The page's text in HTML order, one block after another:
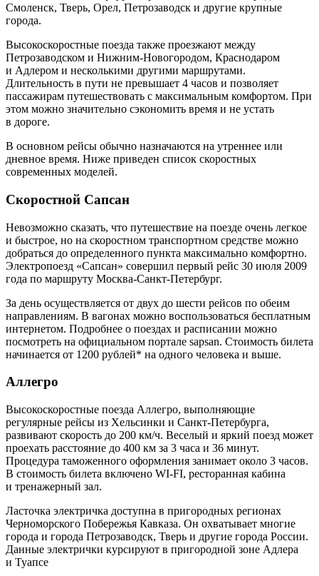
Смоленск, Тверь, Орел, Петрозаводск и другие крупные
города.
Высокоскоростные поезда также проезжают между
Петрозаводском и Нижним-Новогородом, Краснодаром
и Адлером и несколькими другими маршрутами.
Длительность в пути не превышает 4 часов и позволяет
пассажирам путешествовать с максимальным комфортом. При
этом можно значительно сэкономить время и не устать
в дороге.
В основном рейсы обычно назначаются на утреннее или
дневное время. Ниже приведен список скоростных
современных моделей.
Скоростной Сапсан
Невозможно сказать, что путешествие на поезде очень легкое
и быстрое, но на скоростном транспортном средстве можно
добраться до определенного пункта максимально комфортно.
Электропоезд «Сапсан» совершил первый рейс 30 июля 2009
года по маршруту Москва-Санкт-Петербург.
За день осуществляется от двух до шести рейсов по обеим
направлениям. В вагонах можно воспользоваться бесплатным
интернетом. Подробнее о поездах и расписании можно
посмотреть на официальном портале sapsan. Стоимость билета
начинается от 1200 рублей* на одного человека и выше.
Аллегро
Высокоскоростные поезда Аллегро, выполняющие
регулярные рейсы из Хельсинки и Санкт-Петербурга,
развивают скорость до 200 км/ч. Веселый и яркий поезд может
проехать расстояние до 400 км за 3 часа и 36 минут.
Процедура таможенного оформления занимает около 3 часов.
В стоимость билета включено WI-FI, ресторанная кабина
и тренажерный зал.
Ласточка электричка доступна в пригородных регионах
Черноморского Побережья Кавказа. Он охватывает многие
города и города Петрозаводск, Тверь и другие города России.
Данные электрички курсируют в пригородной зоне Адлера
и Туапсе